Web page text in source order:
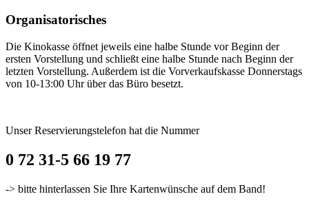
Organisatorisches
Die Kinokasse öffnet jeweils eine halbe Stunde vor Beginn der
ersten Vorstellung und schließt eine halbe Stunde nach Beginn der
letzten Vorstellung. Außerdem ist die Vorverkaufskasse Donnerstags
von 10-13:00 Uhr über das Büro besetzt.
Unser Reservierungstelefon hat die Nummer
0 72 31-5 66 19 77
-> bitte hinterlassen Sie Ihre Kartenwünsche auf dem Band!